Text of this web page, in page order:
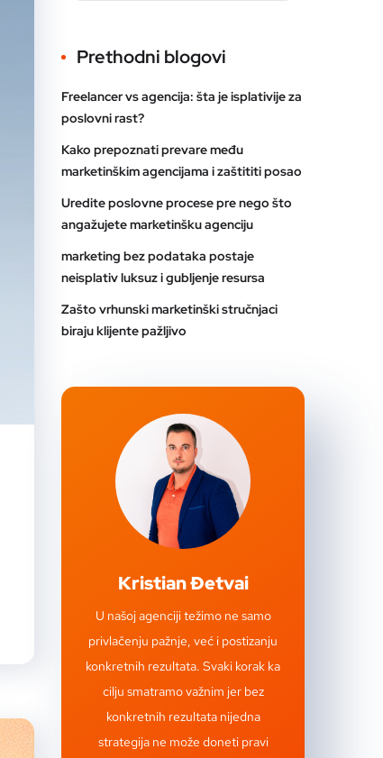
Prethodni blogovi
Freelancer vs agencija: šta je isplativije za
poslovni rast?
Kako prepoznati prevare među
marketinškim agencijama i zaštititi posao
Uredite poslovne procese pre nego što
angažujete marketinšku agenciju
marketing bez podataka postaje
neisplativ luksuz i gubljenje resursa
Zašto vrhunski marketinški stručnjaci
biraju klijente pažljivo
Kristian Đetvai
U našoj agenciji težimo ne samo
privlačenju pažnje, već i postizanju
konkretnih rezultata. Svaki korak ka
cilju smatramo važnim jer bez
konkretnih rezultata nijedna
strategija ne može doneti pravi